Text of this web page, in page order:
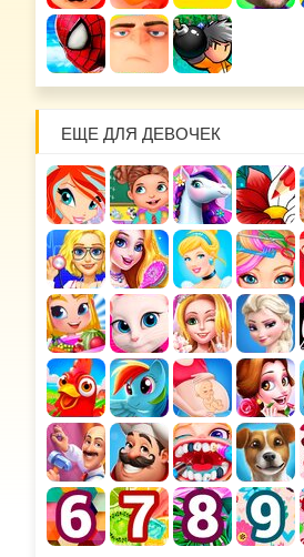
ЕЩЕ ДЛЯ ДЕВОЧЕК